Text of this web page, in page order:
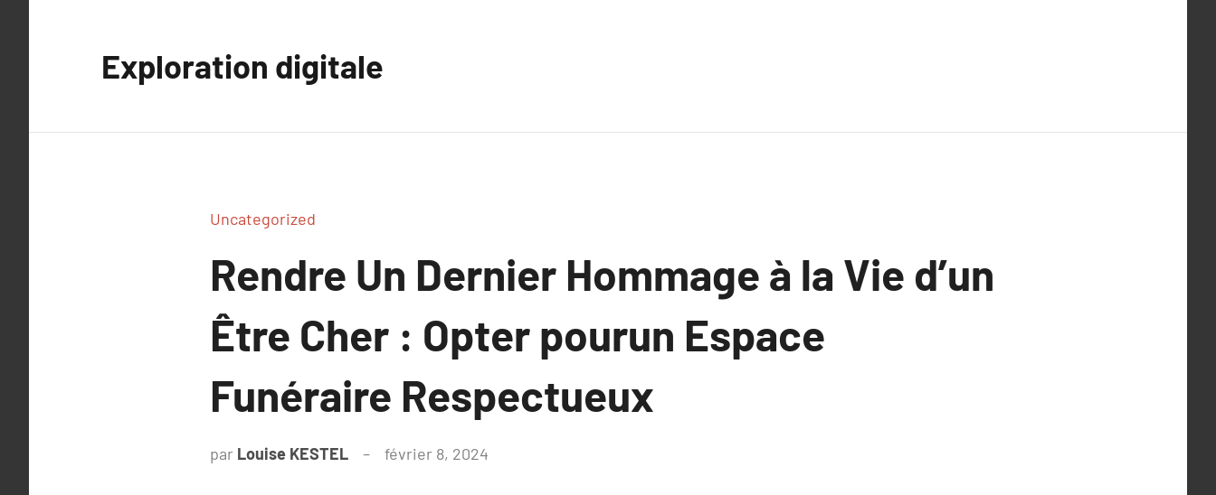
Exploration digitale
Uncategorized
Rendre Un Dernier Hommage à la Vie d’un
Être Cher : Opter pourun Espace
Funéraire Respectueux
par Louise KESTEL février 8, 2024